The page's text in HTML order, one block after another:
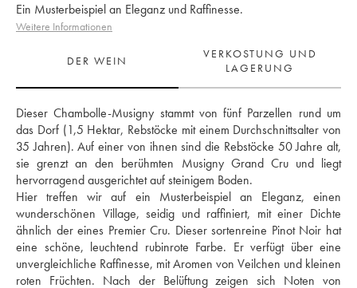
Ein Musterbeispiel an Eleganz und Raffinesse.
Weitere Informationen
DER WEIN
VERKOSTUNG UND
LAGERUNG
Dieser Chambolle-Musigny stammt von fünf Parzellen rund um
das Dorf (1,5 Hektar, Rebstöcke mit einem Durchschnittsalter von
35 Jahren). Auf einer von ihnen sind die Rebstöcke 50 Jahre alt,
sie grenzt an den berühmten Musigny Grand Cru und liegt
hervorragend ausgerichtet auf steinigem Boden.
Hier treffen wir auf ein Musterbeispiel an Eleganz, einen
wunderschönen Village, seidig und raffiniert, mit einer Dichte
ähnlich der eines Premier Cru. Dieser sortenreine Pinot Noir hat
eine schöne, leuchtend rubinrote Farbe. Er verfügt über eine
unvergleichliche Raffinesse, mit Aromen von Veilchen und kleinen
roten Früchten. Nach der Belüftung zeigen sich Noten von